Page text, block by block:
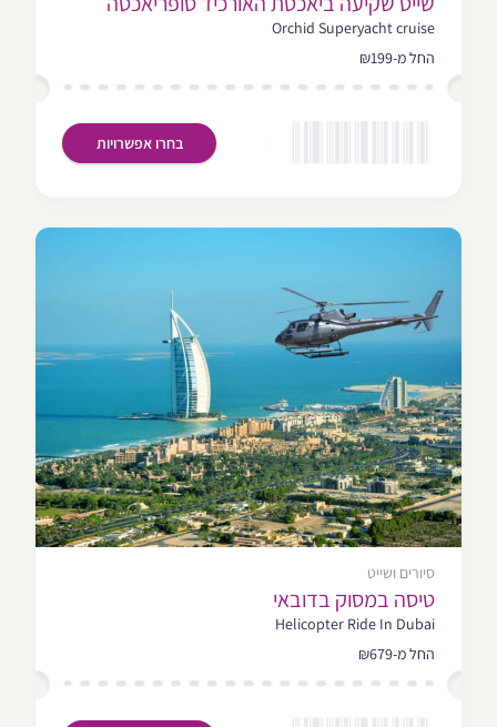
Orchid Superyacht cruise
החל מ-₪199
בחרו אפשרויות
סיורים ושייט
טיסה במסוק בדובאי
Helicopter Ride In Dubai
החל מ-₪679